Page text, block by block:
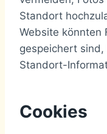
Standort
Website könnten
gespeichert
Standort-
Cookies